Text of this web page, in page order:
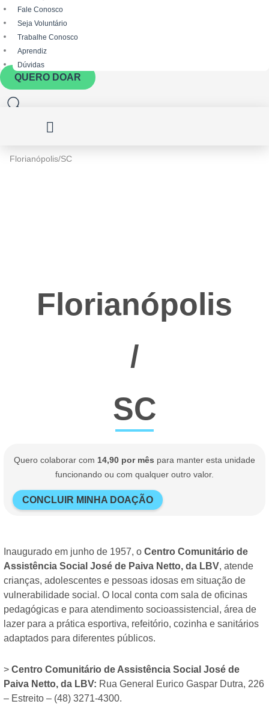
Fale Conosco
Seja Voluntário
Trabalhe Conosco
Aprendiz
Dúvidas
QUERO DOAR
Florianópolis/SC
Florianópolis
/
SC
Quero colaborar com 14,90 por mês para manter esta unidade
funcionando ou com qualquer outro valor.
CONCLUIR MINHA DOAÇÃO
Inaugurado em junho de 1957, o Centro Comunitário de
Assistência Social José de Paiva Netto, da LBV, atende
crianças, adolescentes e pessoas idosas em situação de
vulnerabilidade social. O local conta com sala de oficinas
pedagógicas e para atendimento socioassistencial, área de
lazer para a prática esportiva, refeitório, cozinha e sanitários
adaptados para diferentes públicos.
> Centro Comunitário de Assistência Social José de
Paiva Netto, da LBV: Rua General Eurico Gaspar Dutra, 226
– Estreito – (48) 3271-4300.